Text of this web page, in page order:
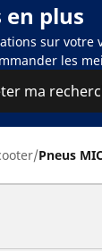
en plus
sur votre
les
ma
Pneus